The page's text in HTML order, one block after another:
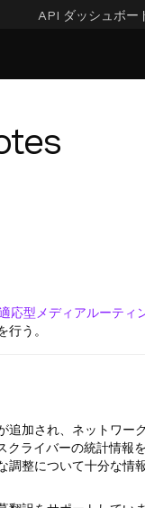
API ダッシュボー
応型メディアルーティ
う。
加され、ネットワー
ライバーの統計情報
整について十分な情